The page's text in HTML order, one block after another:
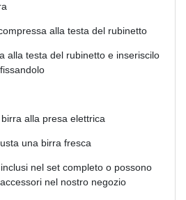
alla testa del rubinetto
alla testa del rubinetto e inseriscilo
alla presa elettrica
una birra fresca
nel set completo o possono
nel nostro negozio